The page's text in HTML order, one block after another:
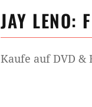
JAY LENO:
Kaufe auf DVD &